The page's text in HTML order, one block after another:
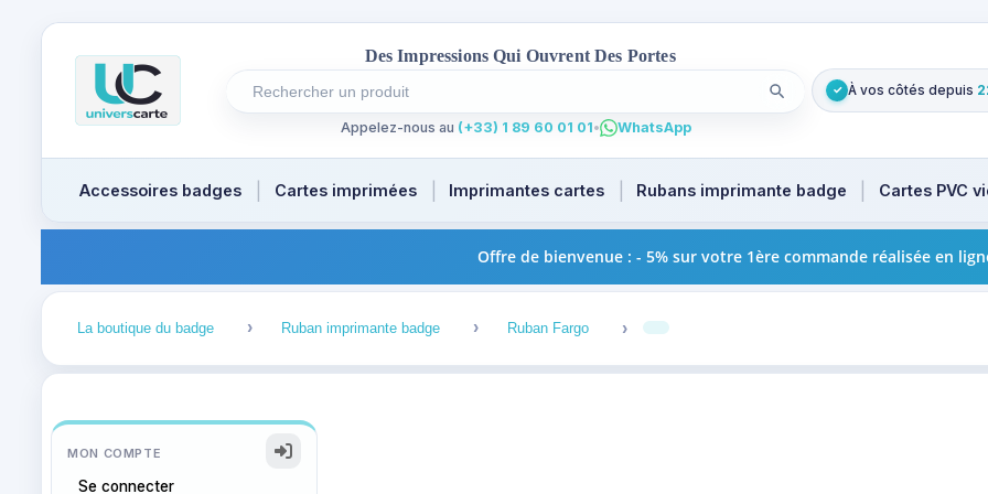
  Des Impressions Qui Ouvrent Des Portes
Rechercher un produit
Recherches récentes au focus. Tapez au moins 2 caractères pour les suggestions
Lancer la recherche
Appelez-nous au (+33) 1 89 60 01 01• WhatsApp
✓ À vos côtés depuis
Accessoires badges Cartes imprimées Imprimantes cartes Rubans imprimante badge Cartes PVC
Offre de bienvenue : - 5% sur votre 1ère commande réalisée en
La boutique du badge Ruban imprimante badge Ruban Fargo 4
MON COMPTE
Se connecter